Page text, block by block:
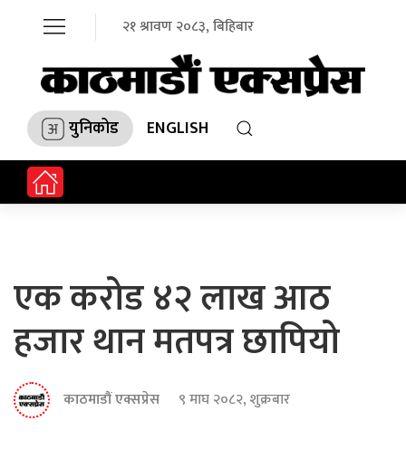
२१ श्रावण २०८३, बिहिबार
युनिकोड ENGLISH
एक करोड ४२ लाख आठ
हजार थान मतपत्र छापियो
काठमाडौं एक्सप्रेस ९ माघ २०८२, शुक्रबार